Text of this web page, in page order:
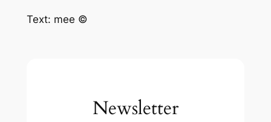
Text: mee ©
Newsletter